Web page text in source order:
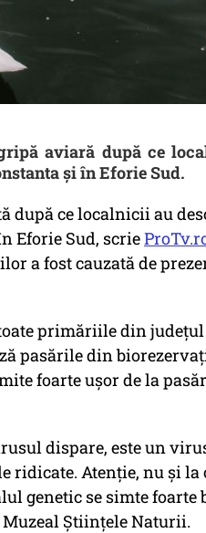
aviară după ce
și în Eforie Sud.
după ce localnicii au
Eforie Sud, scrie
a fost cauzată de
primăriile din județul
pasările din
foarte ușor de la
dispare, este un
ridicate. Atenție, nu și la
genetic se simte foarte
Muzeal Științele Naturii.